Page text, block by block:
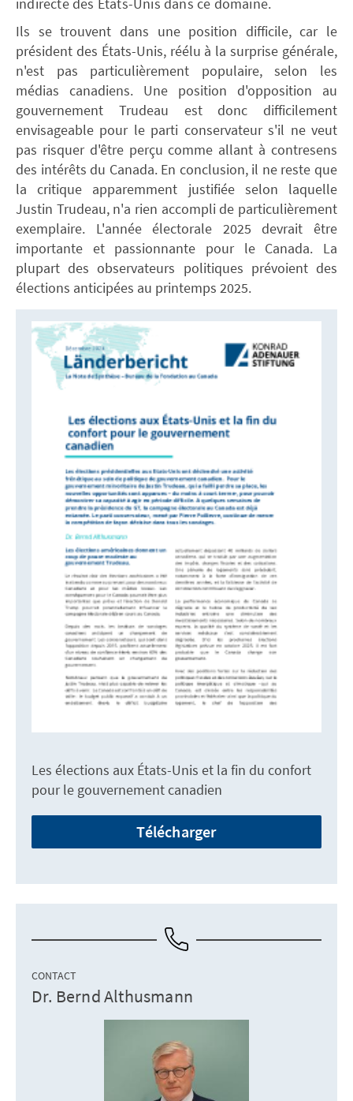
Ils se trouvent dans une position difficile, car le
président des États-Unis, réélu à la surprise générale,
n'est pas particulièrement populaire, selon les
médias canadiens. Une position d'opposition au
gouvernement Trudeau est donc difficilement
envisageable pour le parti conservateur s'il ne veut
pas risquer d'être perçu comme allant à contresens
des intérêts du Canada. En conclusion, il ne reste que
la critique apparemment justifiée selon laquelle
Justin Trudeau, n'a rien accompli de particulièrement
exemplaire. L'année électorale 2025 devrait être
importante et passionnante pour le Canada. La
plupart des observateurs politiques prévoient des
élections anticipées au printemps 2025.
Les élections aux États-Unis et la fin du confort
pour le gouvernement canadien
Télécharger
CONTACT
Dr. Bernd Althusmann